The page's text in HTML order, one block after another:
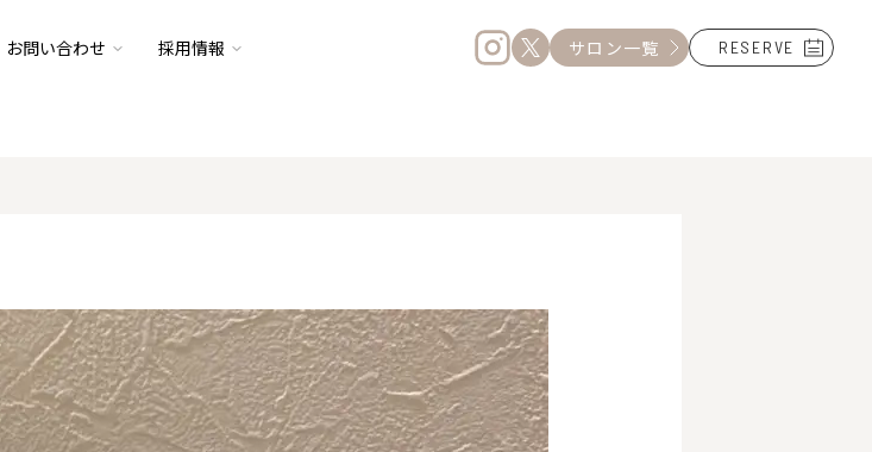
お問い合わせ 採用情報 サロン一覧 RESERVE